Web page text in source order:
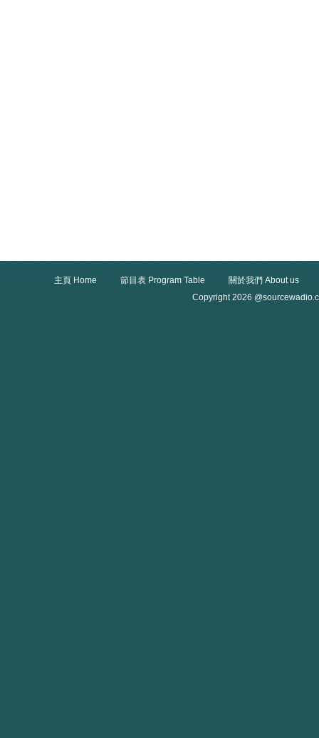
主頁 Home 節目表 Program Table
關於我們 About us
Copyright 2026